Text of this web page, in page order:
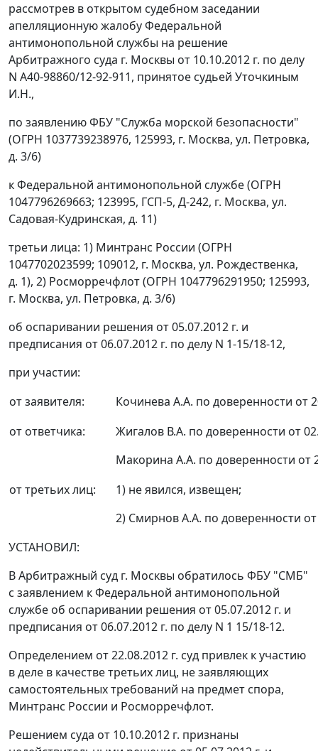
рассмотрев в открытом судебном заседании
апелляционную жалобу Федеральной
антимонопольной службы на решение
Арбитражного суда г. Москвы от 10.10.2012 г. по делу
N А40-98860/12-92-911, принятое судьей Уточкиным
И.Н.,
по заявлению ФБУ "Служба морской безопасности"
(ОГРН 1037739238976, 125993, г. Москва, ул. Петровка,
д. 3/6)
к Федеральной антимонопольной службе (ОГРН
1047796269663; 123995, ГСП-5, Д-242, г. Москва, ул.
Садовая-Кудринская, д. 11)
третьи лица: 1) Минтранс России (ОГРН
1047702023599; 109012, г. Москва, ул. Рождественка,
д. 1), 2) Росморречфлот (ОГРН 1047796291950; 125993,
г. Москва, ул. Петровка, д. 3/6)
об оспаривании решения от 05.07.2012 г. и
предписания от 06.07.2012 г. по делу N 1-15/18-12,
при участии:
от заявителя:
Кочинева А.А. по доверенности от
от ответчика:
Жигалов В.А. по доверенности от
Макорина А.А. по доверенности от
от третьих лиц:
1) не явился, извещен;
2) Смирнов А.А. по доверенности
УСТАНОВИЛ:
В Арбитражный суд г. Москвы обратилось ФБУ "СМБ"
с заявлением к Федеральной антимонопольной
службе об оспаривании решения от 05.07.2012 г. и
предписания от 06.07.2012 г. по делу N 1 15/18-12.
Определением от 22.08.2012 г. суд привлек к участию
в деле в качестве третьих лиц, не заявляющих
самостоятельных требований на предмет спора,
Минтранс России и Росморречфлот.
Решением суда от 10.10.2012 г. признаны